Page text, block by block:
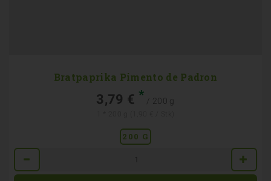
Bratpaprika Pimento de Padron
3,79 € * / 200 g
200 G